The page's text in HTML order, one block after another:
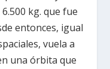
kg. que fue
entonces, igual
vuela a
una órbita que